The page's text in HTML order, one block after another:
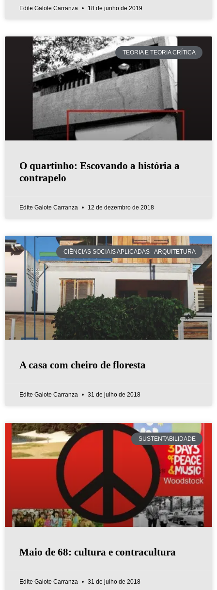
Edite Galote Carranza 18 de junho de 2019
TEORIA E TEORIA CRÍTICA
O quartinho: Escovando a história a
contrapelo
Edite Galote Carranza 12 de dezembro de 2018
CIÊNCIAS SOCIAIS APLICADAS - ARQUITETURA
A casa com cheiro de floresta
Edite Galote Carranza 31 de julho de 2018
SUSTENTABILIDADE
Maio de 68: cultura e contracultura
Edite Galote Carranza 31 de julho de 2018